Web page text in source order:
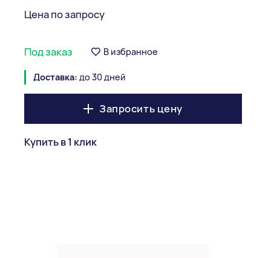
Цена по запросу
Под заказ В избранное
Доставка: до 30 дней
Запросить цену
Купить в 1 клик